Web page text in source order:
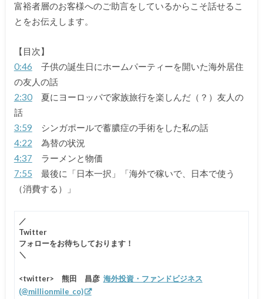
富裕者層のお客様へのご助言をしているからこそ話せるこ
とをお伝えします。
【目次】
0:46 子供の誕生日にホームパーティーを開いた海外居住
の友人の話
2:30夏にヨーロッパで家族旅行を楽しんだ（？）友人の
話
3:59 シンガポールで蓄膿症の手術をした私の話
4:22 為替の状況
4:37 ラーメンと物価
7:55 最後に「日本一択」「海外で稼いで、日本で使う
（消費する）」
／
Twitter
フォローをお待ちしております！
＼
<twitter> 熊田 昌彦 海外投資・ファンドビジネス
(@millionmile_co)